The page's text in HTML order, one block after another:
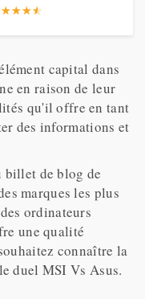
macOS
☆☆☆☆
★★★★
capital dans
en raison de leur
qu'il offre en tant
des informations et
billet de blog de
marques les plus
ordinateurs
une qualité
connaître la
duel MSI Vs Asus.